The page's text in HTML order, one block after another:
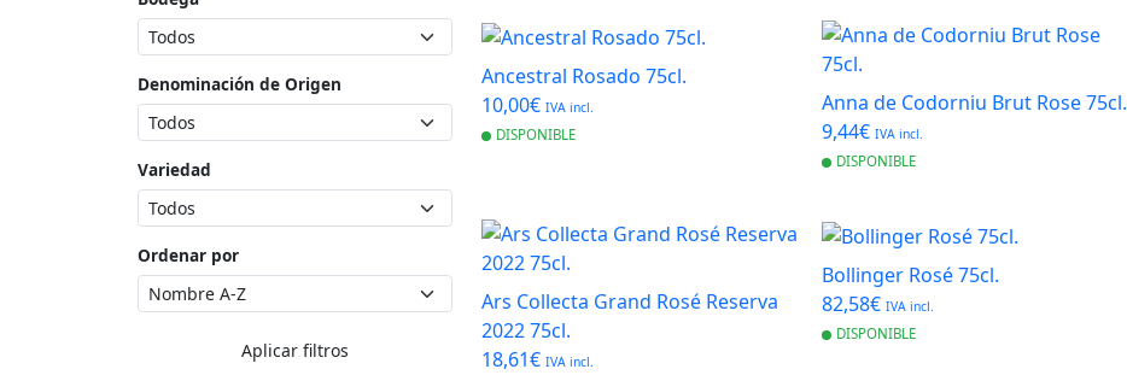
Denominación de Origen
Variedad
Ordenar por
Aplicar filtros
Ancestral Rosado 75cl.
10,00€ IVA incl.
DISPONIBLE
Anna de Codorniu Brut Rose 75cl.
9,44€IVA incl.
DISPONIBLE
Ars Collecta Grand Rosé Reserva
2022 75cl.
18,61€ IVA incl.
Bollinger Rosé 75cl.
82,58€IVA incl.
DISPONIBLE